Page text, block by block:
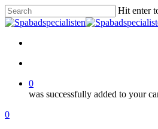
Skip
to
main
content
Hit enter
Close
0
was successfully added to your
Menu
account
0